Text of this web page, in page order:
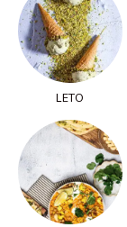
LETO